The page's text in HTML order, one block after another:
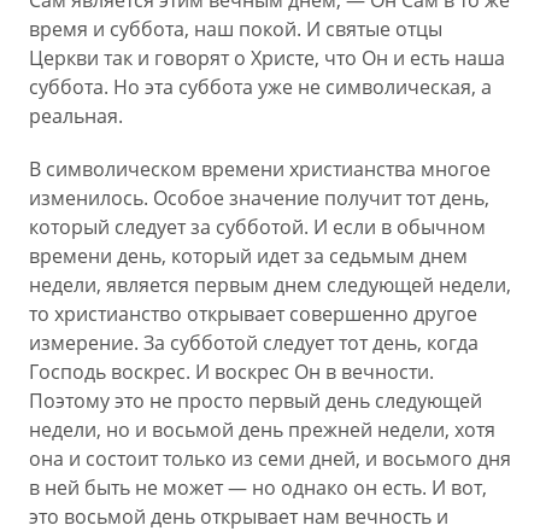
время и суббота, наш покой. И святые отцы
Церкви так и говорят о Христе, что Он и есть наша
суббота. Но эта суббота уже не символическая, а
реальная.
В символическом времени христианства многое
изменилось. Особое значение получит тот день,
который следует за субботой. И если в обычном
времени день, который идет за седьмым днем
недели, является первым днем следующей недели,
то христианство открывает совершенно другое
измерение. За субботой следует тот день, когда
Господь воскрес. И воскрес Он в вечности.
Поэтому это не просто первый день следующей
недели, но и восьмой день прежней недели, хотя
она и состоит только из семи дней, и восьмого дня
в ней быть не может — но однако он есть. И вот,
это восьмой день открывает нам вечность и